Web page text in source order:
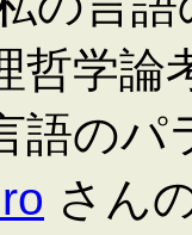
哲学論
語のパ
さん